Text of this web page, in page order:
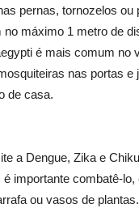
pernas, tornozelos
máximo 1 metro de
é mais comum no
nas portas
de casa.
a Dengue, Zika e
importante combatê-
ou vasos de